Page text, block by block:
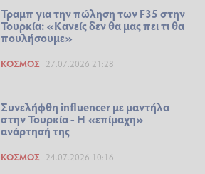
Τραμπ για την πώληση των F35 στην
Τουρκία: «Κανείς δεν θα μας πει τι θα
πουλήσουμε»
ΚΌΣΜΟΣ 27.07.2026 21:28
Συνελήφθη influencer με μαντήλα
στην Τουρκία - Η «επίμαχη»
ανάρτησή της
ΚΌΣΜΟΣ 24.07.2026 10:16